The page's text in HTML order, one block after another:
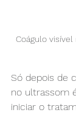
Coágulo
Só depois de
no ultrassom
iniciar o